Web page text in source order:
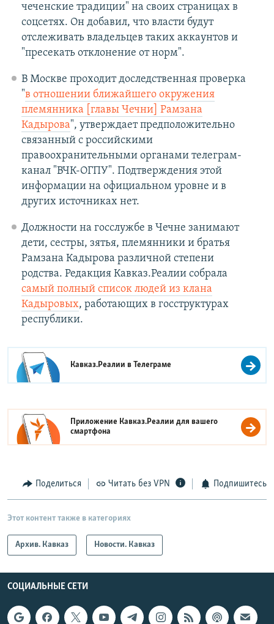
чеченские традиции" на своих страницах в
соцсетях. Он добавил, что власти будут
отслеживать владельцев таких аккаунтов и
"пресекать отклонение от норм".
В Москве проходит доследственная проверка
"в отношении ближайшего окружения
племянника [главы Чечни] Рамзана
Кадырова", утверждает предположительно
связанный с российскими
правоохранительными органами телеграм-
канал "ВЧК-ОГПУ". Подтверждения этой
информации на официальном уровне и в
других источниках нет.
Должности на госслужбе в Чечне занимают
дети, сестры, зятья, племянники и братья
Рамзана Кадырова различной степени
родства. Редакция Кавказ.Реалии собрала
самый полный список людей из клана
Кадыровых, работающих в госструктурах
республики.
Кавказ.Реалии вТелеграме
Приложение Кавказ.Реалии для вашего
смартфона
Поделиться Читать без VPN Подпишитесь
Этот контент также в категориях
Архив. Кавказ Новости. Кавказ
СОЦИАЛЬНЫЕ СЕТИ